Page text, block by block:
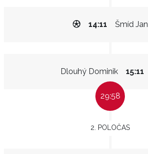
Šmíd Jan
14:11
Dlouhý Dominik 15:11
29:58
2. POLOČAS